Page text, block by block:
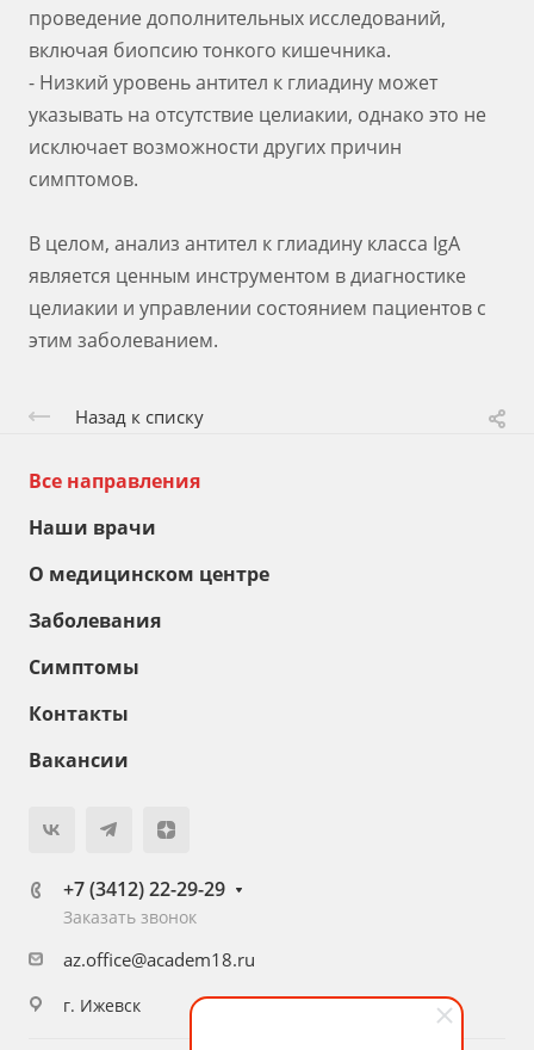
проведение дополнительных исследований,
включая биопсию тонкого кишечника.
- Низкий уровень антител к глиадину может
указывать на отсутствие целиакии, однако это не
исключает возможности других причин
симптомов.
В целом, анализ антител к глиадину класса IgA
является ценным инструментом в диагностике
целиакии и управлении состоянием пациентов с
этим заболеванием.
Назад к списку
Все направления
Наши врачи
О медицинском центре
Заболевания
Симптомы
Контакты
Вакансии
+7 (3412) 22-29-29
Заказать звонок
az.office@academ18.ru
г. Ижевск